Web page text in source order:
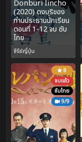
Donburi Iincho
(2020) ดงบุริของ
ท่านประธานนักเรียน
ตอนที่ 1-12 จบ ซับ
ไทย
ซีรีย์ญี่ปุ่น
8
จบแล้ว
ซับไทย
9/9